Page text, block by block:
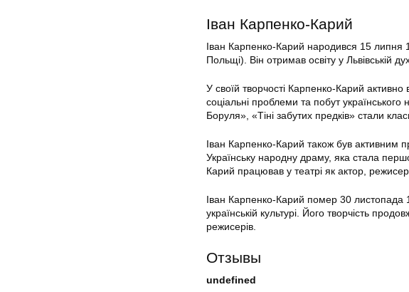
Іван Карпенко-Карий
Іван Карпенко-Карий народився 15 липня
Польщі). Він отримав освіту у Львівській
У своїй творчості Карпенко-Карий
соціальні проблеми та побут
Боруля», «Тіні забутих предків» стали
Іван Карпенко-Карий також був активним
Українську народну драму, яка стала
Карий працював у театрі як актор, режисер
Іван Карпенко-Карий помер 30 листопада
українській культурі. Його творчість
режисерів.
Отзывы
undefined